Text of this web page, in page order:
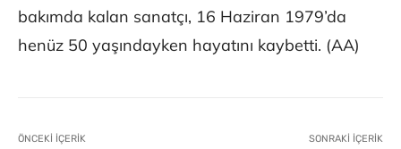
bakımda kalan sanatçı, 16 Haziran 1979’da
henüz 50 yaşındayken hayatını kaybetti. (AA)
ÖNCEKI İÇERIK SONRAKI İÇERIK